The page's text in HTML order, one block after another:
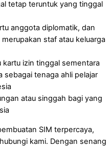
tetap teruntuk yang tinggal
anggota diplomatik, dan
staf atau keluarga
kartu izin tinggal sementara
sebagai tenaga ahli pelajar
atau singgah bagi yang
SIM terpercaya,
kami. Dengan senang